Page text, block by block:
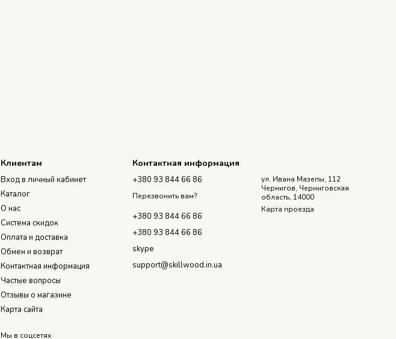
Клиентам
Вход в личный кабинет
Каталог
О нас
Система скидок
Оплата и доставка
Обмен и возврат
Контактная информация
Частые вопросы
Отзывы о магазине
Карта сайта
Мы в соцсетях
Контактная информация
+380 93 844 66 86
Перезвонить вам?
+380 93 844 66 86
+380 93 844 66 86
skype
support@skillwood.in.ua
ул. Ивана Мазепы, 112
Чернигов, Черниговская
область, 14000
Карта проезда